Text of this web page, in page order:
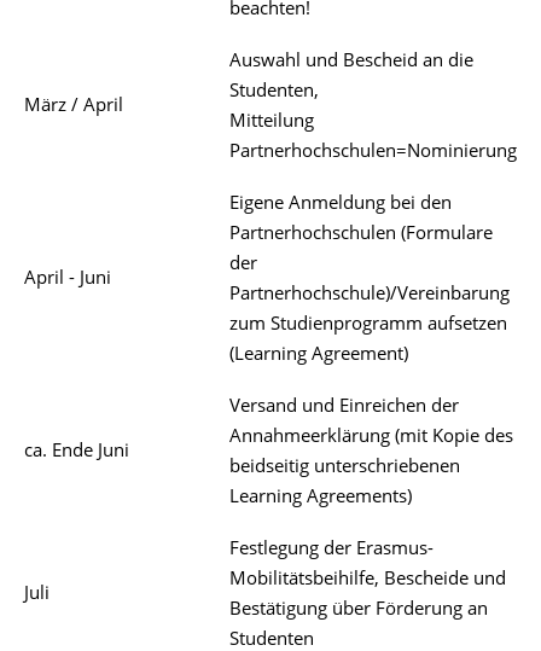
beachten!
März / April
Auswahl und Bescheid an die
Studenten,
Mitteilung
Partnerhochschulen=Nominierung
April - Juni
Eigene Anmeldung bei den
Partnerhochschulen (Formulare
der
Partnerhochschule)/Vereinbarung
zum Studienprogramm aufsetzen
(Learning Agreement)
ca. Ende Juni
Versand und Einreichen der
Annahmeerklärung (mit Kopie des
beidseitig unterschriebenen
Learning Agreements)
Juli
Festlegung der Erasmus-
Mobilitätsbeihilfe, Bescheide und
Bestätigung über Förderung an
Studenten